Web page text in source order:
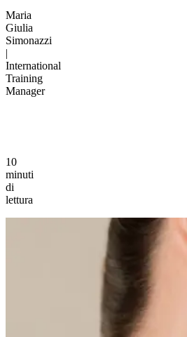
Maria
Giulia
Simonazzi
|
International
Training
Manager
10
minuti
di
lettura